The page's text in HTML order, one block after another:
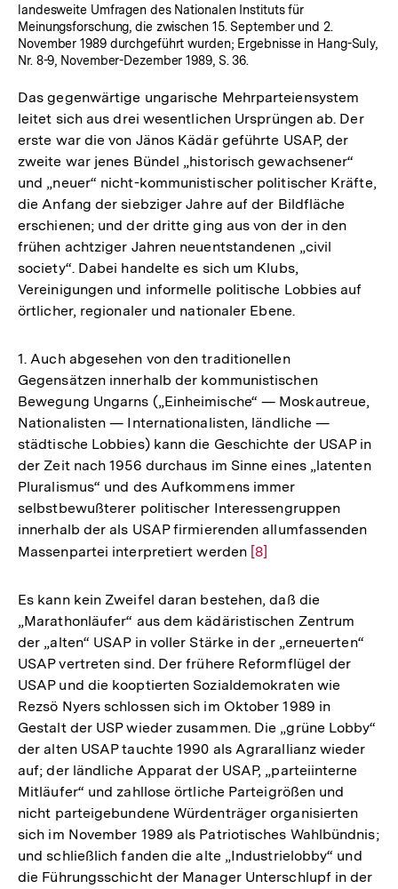
landesweite Umfragen des Nationalen Instituts für
Meinungsforschung, die zwischen 15. September und 2.
November 1989 durchgeführt wurden; Ergebnisse in Hang-Suly,
Nr. 8-9, November-Dezember 1989, S. 36.
Das gegenwärtige ungarische Mehrparteiensystem
leitet sich aus drei wesentlichen Ursprüngen ab. Der
erste war die von Jänos Kädär geführte USAP, der
zweite war jenes Bündel „historisch gewachsener“
und „neuer“ nicht-kommunistischer politischer Kräfte,
die Anfang der siebziger Jahre auf der Bildfläche
erschienen; und der dritte ging aus von der in den
frühen achtziger Jahren neuentstandenen „civil
society“. Dabei handelte es sich um Klubs,
Vereinigungen und informelle politische Lobbies auf
örtlicher, regionaler und nationaler Ebene.
1. Auch abgesehen von den traditionellen
Gegensätzen innerhalb der kommunistischen
Bewegung Ungarns („Einheimische“ — Moskautreue,
Nationalisten — Internationalisten, ländliche —
städtische Lobbies) kann die Geschichte der USAP in
der Zeit nach 1956 durchaus im Sinne eines „latenten
Pluralismus“ und des Aufkommens immer
selbstbewußterer politischer Interessengruppen
innerhalb der als USAP firmierenden allumfassenden
Massenpartei interpretiert werden Zur
der
Fußnote
[8]
Es kann kein Zweifel daran bestehen, daß die
„Marathonläufer“ aus dem kädäristischen Zentrum
der „alten“ USAP in voller Stärke in der „erneuerten“
USAP vertreten sind. Der frühere Reformflügel der
USAP und die kooptierten Sozialdemokraten wie
Rezsö Nyers schlossen sich im Oktober 1989 in
Gestalt der USP wieder zusammen. Die „grüne Lobby“
der alten USAP tauchte 1990 als Agrarallianz wieder
auf; der ländliche Apparat der USAP, „parteiinterne
Mitläufer“ und zahllose örtliche Parteigrößen und
nicht parteigebundene Würdenträger organisierten
sich im November 1989 als Patriotisches Wahlbündnis;
und schließlich fanden die alte „Industrielobby“ und
die Führungsschicht der Manager Unterschlupf in der